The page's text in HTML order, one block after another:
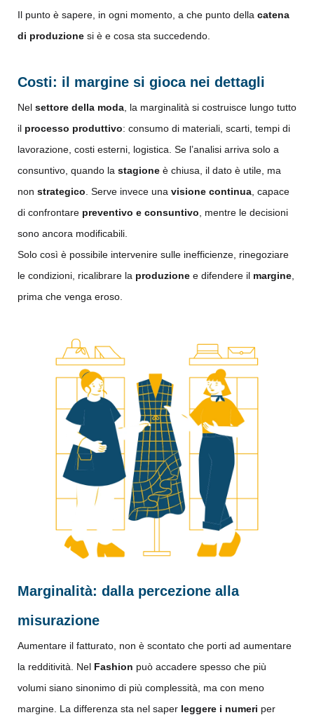
Il punto è sapere, in ogni momento, a che punto della catena
di produzione si è e cosa sta succedendo.
Costi: il margine si gioca nei dettagli
Nel settore della moda , la marginalità si costruisce lungo tutto
il processo produttivo: consumo di materiali, scarti, tempi di
lavorazione, costi esterni, logistica. Se l’analisi arriva solo a
consuntivo, quando la stagione è chiusa, il dato è utile, ma
non strategico . Serve invece una visione continua , capace
di confrontare preventivo e consuntivo , mentre le decisioni
sono ancora modificabili.
Solo così è possibile intervenire sulle inefficienze, rinegoziare
le condizioni, ricalibrare la produzione e difendere il margine
prima che venga eroso.
Marginalità: dalla percezione alla
misurazione
Aumentare il fatturato, non è scontato che porti ad aumentare
la redditività. Nel Fashion può accadere spesso che più
volumi siano sinonimo di più complessità, ma con meno
margine. La differenza sta nel saper leggere i numeri per